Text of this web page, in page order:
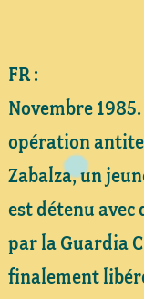
FR :
Novembre
opération
Zabalza, un
est détenu avec
par la Guardia
finalement